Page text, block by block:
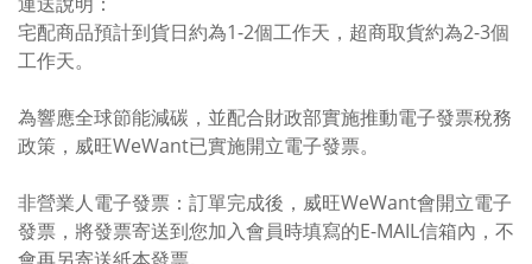
宅配商品預計到貨日約為1-2個工作天，超商取貨約為2-3個
工作天。
為響應全球節能減碳，並配合財政部實施推動電子發票稅務
政策，威旺WeWant已實施開立電子發票。
非營業人電子發票：訂單完成後，威旺WeWant會開立電子
發票，將發票寄送到您加入會員時填寫的E-MAIL信箱內，不